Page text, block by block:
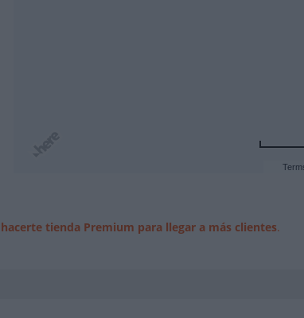
hacerte tienda Premium para llegar a más clientes.